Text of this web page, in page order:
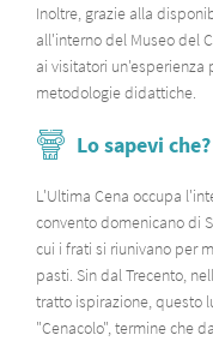
Inoltre, grazie alla
all'interno del Museo del
ai visitatori un'esperienza
metodologie didattiche.
Lo sapevi che?
L'Ultima Cena occupa
convento domenicano di
cui i frati si riunivano per
pasti. Sin dal Trecento,
tratto ispirazione, questo
"Cenacolo", termine che